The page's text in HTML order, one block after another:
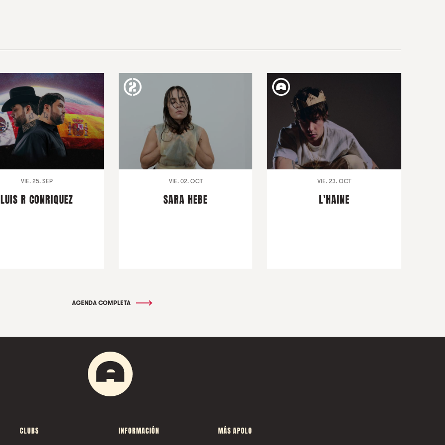
VIE. 25. SEP
LUIS R CONRIQUEZ
VIE. 02. OCT
SARA HEBE
VIE. 23. OCT
L'HAINE
AGENDA COMPLETA
CLUBS INFORMACIÓN MÁS APOLO